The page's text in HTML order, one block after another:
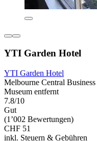
YTI Garden Hotel
YTI Garden Hotel
Melbourne Central
Museum entfernt
7.8/10
Gut
(1’002 Bewertungen)
CHF 51
inkl. Steuern & Gebühren